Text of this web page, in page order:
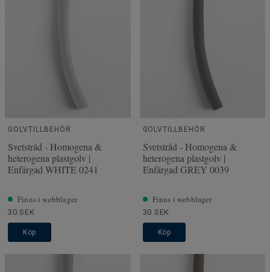
GOLVTILLBEHÖR
Svetstråd - Homogena &
heterogena plastgolv |
Enfärgad WHITE 0241
Finns i webblager
30 SEK
Köp
GOLVTILLBEHÖR
Svetstråd - Homogena &
heterogena plastgolv |
Enfärgad GREY 0039
Finns i webblager
30 SEK
Köp